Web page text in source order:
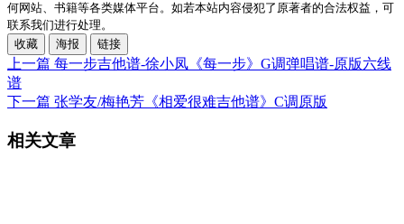
何网站、书籍等各类媒体平台。如若本站内容侵犯了原著者的合法权益，可
联系我们进行处理。
收藏
海报 链接
上一篇 每一步吉他谱-徐小凤《每一步》G调弹唱谱-原版六线
谱
下一篇 张学友/梅艳芳《相爱很难吉他谱》C调原版
相关文章